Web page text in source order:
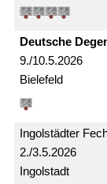
9./10.5.2026
Deutsche
Bielefeld
2./3.5.2026
Ingolstädter
Ingolstadt